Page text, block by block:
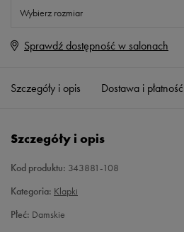
Wybierz rozmiar
Rozmiary EU
35,5
39 25 cm
Sprawdź dostępność w salonach
Szczegóły i opis Dostawa i płatność
Szczegóły i opis
Kod produktu: 343881-108
Kategoria: Klapki
Płeć: Damskie